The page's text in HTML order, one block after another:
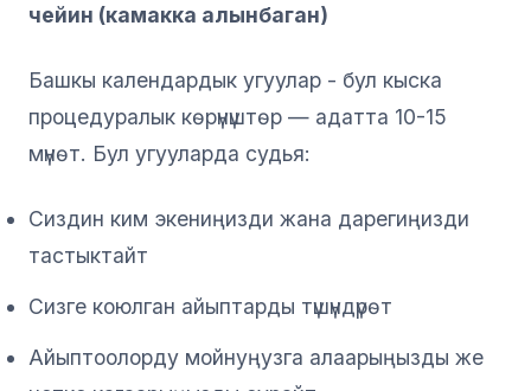
чейин (камакка алынбаган)
Башкы календардык угуулар - бул кыска
процедуралык көрүнүштөр — адатта 10-15
мүнөт. Бул угууларда судья:
Сиздин ким экениңизди жана дарегиңизди
тастыктайт
Сизге коюлган айыптарды түшүндүрөт
Айыптоолорду мойнуңузга алаарыңызды же